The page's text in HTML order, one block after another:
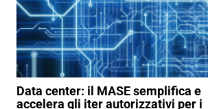
Data center: il MASE semplifica e
accelera gli iter autorizzativi per i